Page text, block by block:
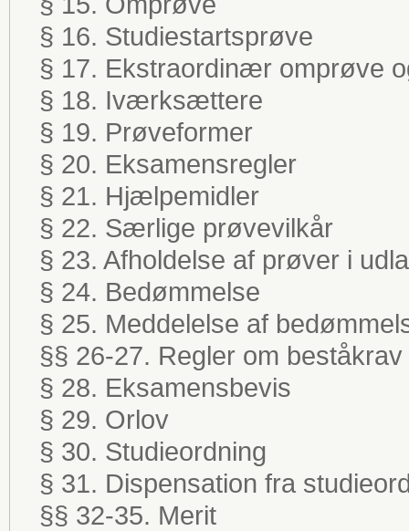
§ 16. Studiestartsprøve
§ 17. Ekstraordinær omprøve
§ 18. Iværksættere
§ 19. Prøveformer
§ 20. Eksamensregler
§ 21. Hjælpemidler
§ 22. Særlige prøvevilkår
§ 23. Afholdelse af prøver i
§ 24. Bedømmelse
§ 25. Meddelelse af
§§ 26-27. Regler om
§ 28. Eksamensbevis
§ 29. Orlov
§ 30. Studieordning
§ 31. Dispensation fra
§§ 32-35. Merit